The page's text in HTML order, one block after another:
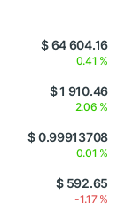
$ 64 604.16
0.41 %
$ 1 910.46
2.06 %
$ 0.99913708
0.01 %
$ 592.65
-1.17 %